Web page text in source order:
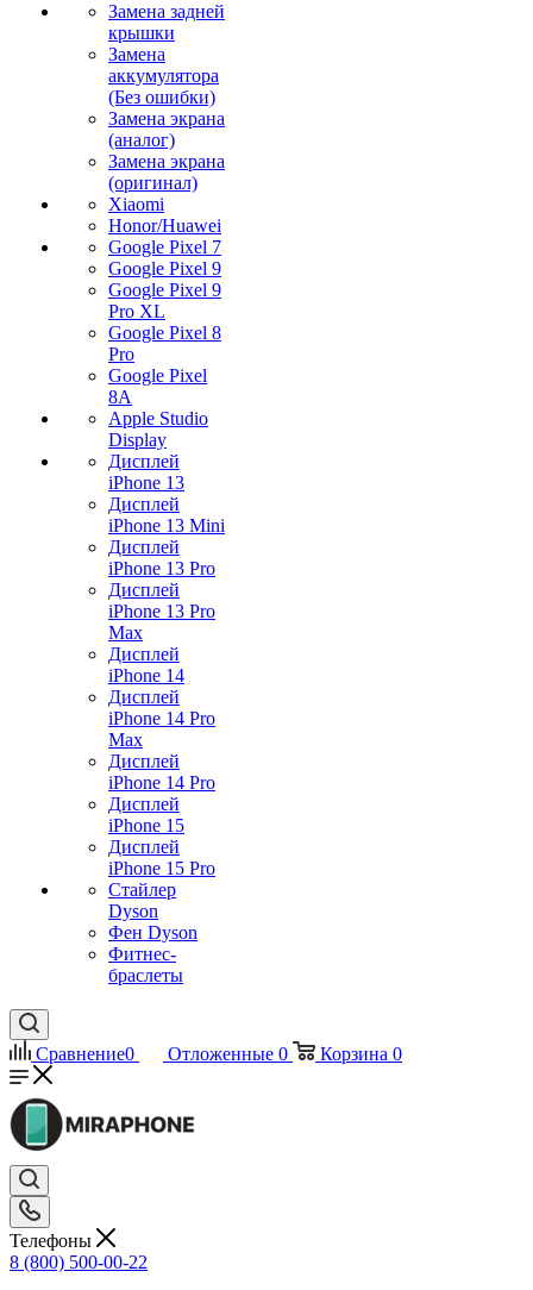
Замена задней
крышки
Замена
аккумулятора
(Без ошибки)
Замена экрана
(аналог)
Замена экрана
(оригинал)
Xiaomi
Honor/Huawei
Google Pixel 7
Google Pixel 9
Google Pixel 9
Pro XL
Google Pixel 8
Pro
Google Pixel
8A
Apple Studio
Display
Дисплей
iPhone 13
Дисплей
iPhone 13 Mini
Дисплей
iPhone 13 Pro
Дисплей
iPhone 13 Pro
Max
Дисплей
iPhone 14
Дисплей
iPhone 14 Pro
Max
Дисплей
iPhone 14 Pro
Дисплей
iPhone 15
Дисплей
iPhone 15 Pro
Стайлер
Dyson
Фен Dyson
Фитнес-
браслеты
Сравнение0 Отложенные 0 Корзина 0
Телефоны
8 (800) 500-00-22